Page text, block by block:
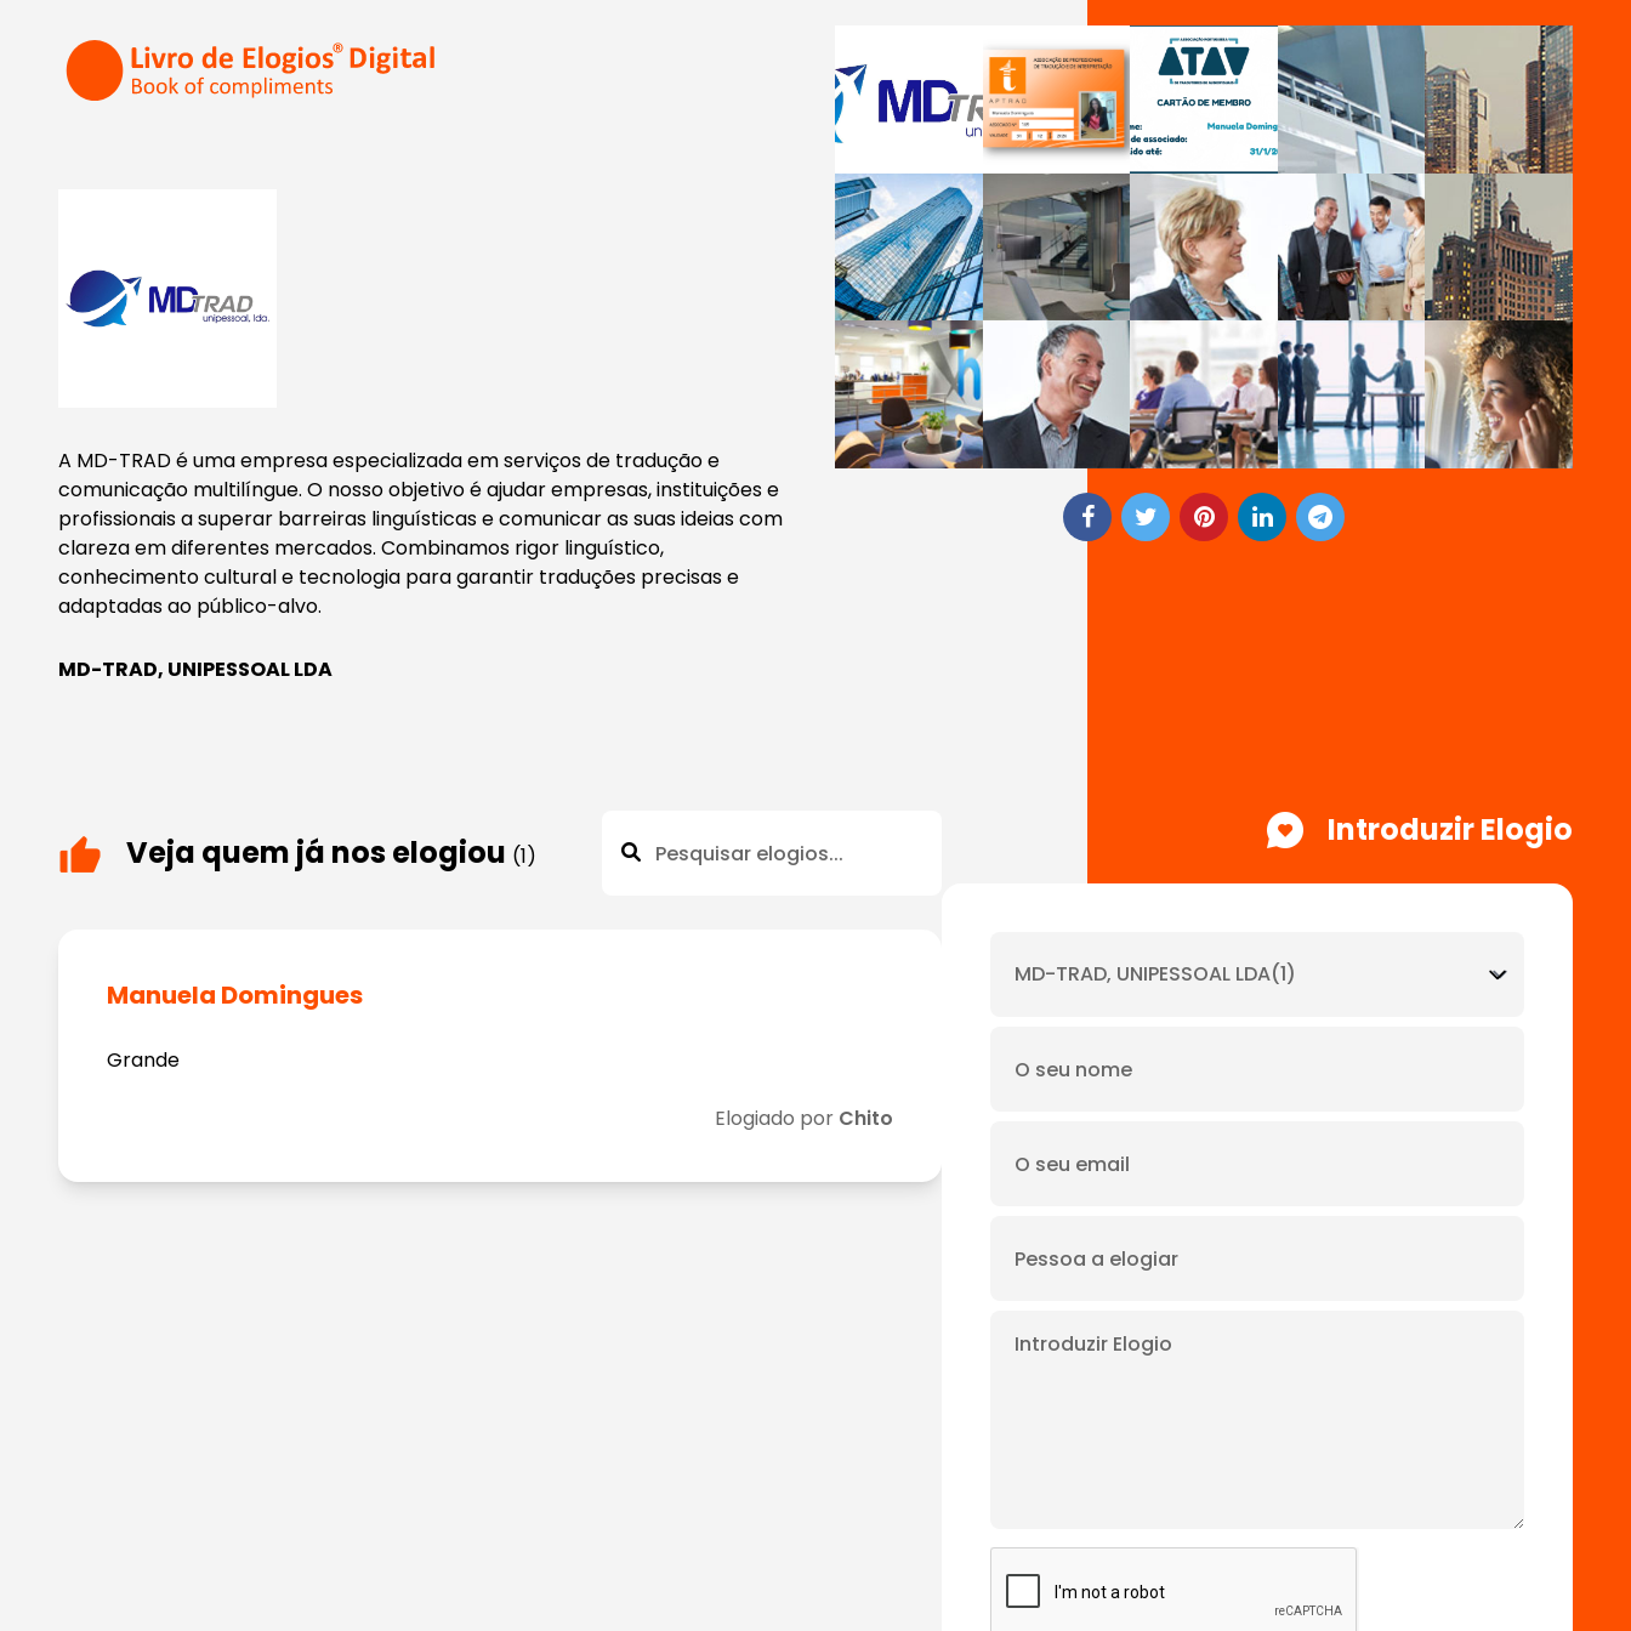
A MD-TRAD é uma empresa especializada em serviços de tradução e
comunicação multilíngue. O nosso objetivo é ajudar empresas, instituições e
profissionais a superar barreiras linguísticas e comunicar as suas ideias com
clareza em diferentes mercados. Combinamos rigor linguístico,
conhecimento cultural e tecnologia para garantir traduções precisas e
adaptadas ao público-alvo.
MD-TRAD, UNIPESSOAL LDA
Veja quem já nos elogiou (1)
Manuela Domingues
Grande
Elogiado por Chito
Introduzir Elogio